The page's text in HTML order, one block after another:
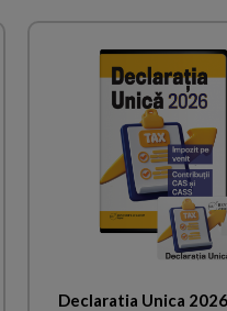
Declaratia Unica